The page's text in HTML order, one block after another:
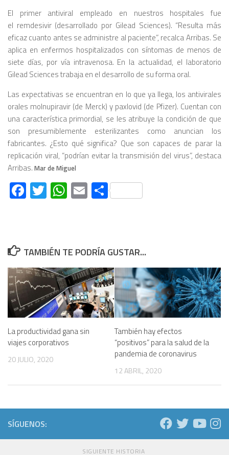
El primer antiviral empleado en nuestros hospitales fue
el remdesivir (desarrollado por Gilead Sciences). “Resulta más
eficaz cuanto antes se administre al paciente”, recalca Arribas. Se
aplica en enfermos hospitalizados con síntomas de menos de
siete días, por vía intravenosa. En la actualidad, el laboratorio
Gilead Sciences trabaja en el desarrollo de su forma oral.
Las expectativas se encuentran en lo que ya llega, los antivirales
orales molnupiravir (de Merck) y paxlovid (de Pfizer). Cuentan con
una característica primordial, se les atribuye la condición de que
son presumiblemente esterilizantes como anuncian los
fabricantes. ¿Esto qué significa? Que son capaces de parar la
replicación viral, “podrían evitar la transmisión del virus”, destaca
Arribas. Mar de Miguel
Facebook
Twitter
WhatsApp
EmailCompartir
TAMBIÉN TE PODRÍA GUSTAR...
La productividad gana sin
viajes corporativos
20 JULIO, 2020
También hay efectos
“positivos” para la salud de la
pandemia de coronavirus
12 ABRIL, 2020
SÍGUENOS:
SIGUIENTE HISTORIA